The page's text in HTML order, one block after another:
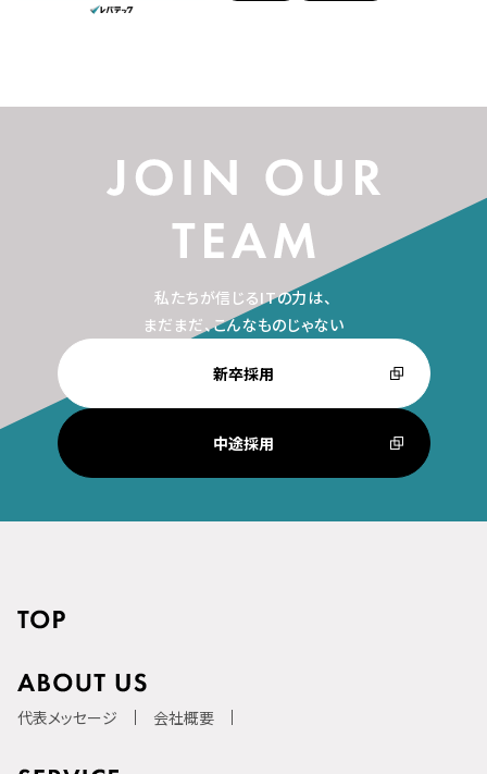
私たちが信じるITの力は、
まだまだ、こんなものじゃない
新卒採用
中途採用
代表メッセージ 会社概要